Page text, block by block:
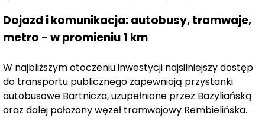
powietrzu. Starannie zaprojektowanefunkcjonalne
układy oraz duże przeszklenia
Warszawski Świt Etap X to inwestycja, która łączy
dogodną lokalizację z przemyślanymi rozwiązaniami
architektonicznymi. Bogata oferta metraży i układów, a
Dojazd i komunikacja: autobusy, tramwaje,
metro - w promieniu 1 km
W najbliższym otoczeniu inwestycji najsilniejszy dostęp
do transportu publicznego zapewniają przystanki
autobusowe Bartnicza, uzupełnione przez Bazyliańską
oraz dalej położony węzeł tramwajowy Rembielińska.